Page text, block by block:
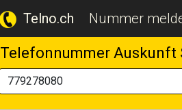
Telno.ch Nummer
Telefonnummer Auskunft